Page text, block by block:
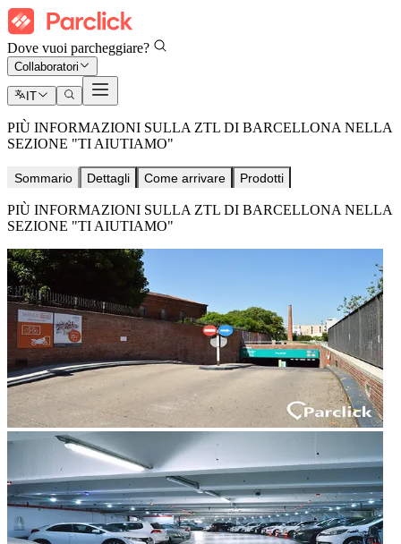
Dove vuoi parcheggiare?
Collaboratori
IT
PIÙ INFORMAZIONI SULLA ZTL DI BARCELLONA NELLA
SEZIONE "TI AIUTIAMO"
Sommario Dettagli Come arrivare Prodotti
PIÙ INFORMAZIONI SULLA ZTL DI BARCELLONA NELLA
SEZIONE "TI AIUTIAMO"